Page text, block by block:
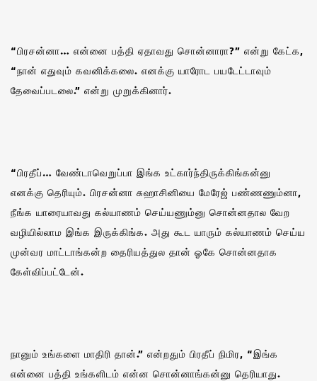
“பிரசன்னா… என்னை பத்தி ஏதாவது சொன்னாரா?” என்று கேட்க,
“நான் எதுவும் கவனிக்கலை. எனக்கு யாரோட பயடேட்டாவும்
தேவைப்படலை.” என்று முறுக்கினார்.
“பிரதீப்… வேண்டாவெறுப்பா இங்க உட்கார்ந்திருக்கிங்கன்னு
எனக்கு தெரியும். பிரசன்னா சுஹாசினியை மேரேஜ் பண்ணணும்னா,
நீங்க யாரையாவது கல்யாணம் செய்யணும்னு சொன்னதால வேற
வழியில்லாம இங்க இருக்கிங்க. அது கூட யாரும் கல்யாணம் செய்ய
முன்வர மாட்டாங்கன்ற தைரியத்துல தான் ஓகே சொன்னதாக
கேள்விப்பட்டேன்.
நானும் உங்களை மாதிரி தான்.” என்றதும் பிரதீப் நிமிர, “இங்க
என்னை பத்தி உங்களிடம் என்ன சொன்னாங்கன்னு தெரியாது.